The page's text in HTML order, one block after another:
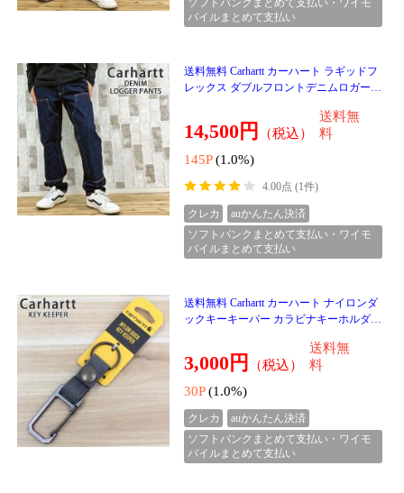
HOODIE PF00759 裏起毛 フーディー トッ
プス 長袖 プルオー
13,500円（税込）
送料無
料
クレカ
auかんたん決済
ソフトバンクまとめて支払い・ワイモ
バイルまとめて支払い
送料無料 HUF ハフ トランシット オーソ
リティー クルーネック スウェット トレー
ナー TRANSIT AUTHORITY CREWNECK
PF00760 裏起毛 サー
12,500円（税込）
送料無
125P (1.0%)
auかんたん決済
ソフトバンクまとめて支払い・ワイモ
送料無料 HUF ハフ ワールドワイドコミ
ューターセーター WORLDWIDE COMMU
TER SWEATER KN00558 ブラック 長袖 ト
18,000円（税込）
料
180P
ソフトバンクまとめて支払い・ワイモ
バイルまとめて支払い